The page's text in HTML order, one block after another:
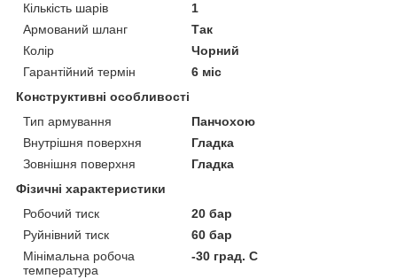
Кількість шарів
1
Армований шланг
Так
Колір
Чорний
Гарантійний термін
6 міс
Конструктивні особливості
Тип армування
Панчохою
Внутрішня поверхня
Гладка
Зовнішня поверхня
Гладка
Фізичні характеристики
Робочий тиск
20 бар
Руйнівний тиск
60 бар
Мінімальна робоча
температура
-30 град. C